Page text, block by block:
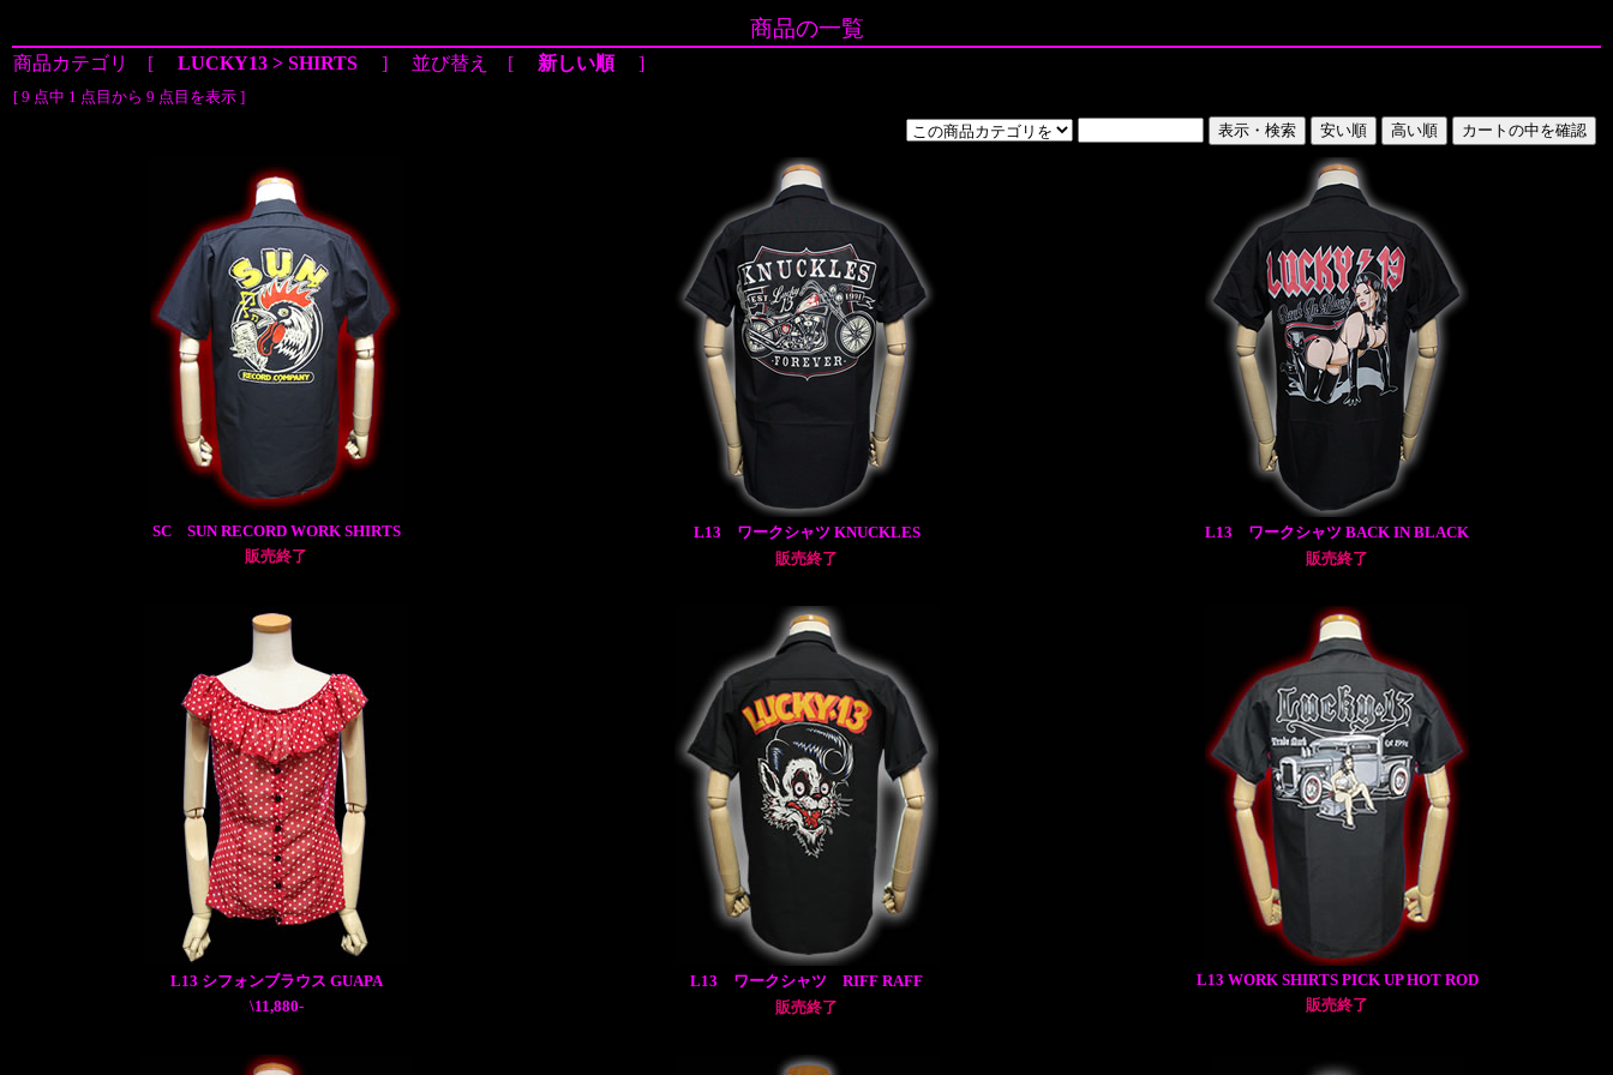
商品の一覧
商品カテゴリ [ LUCKY13 > SHIRTS ] 並び替え [ 新しい順 ]
[ 9 点中 1 点目から 9 点目を表示 ]
SC SUN RECORD WORK SHIRTS
販売終了
L13 ワークシャツ KNUCKLES
販売終了
L13 ワークシャツ BACK IN BLACK
販売終了
L13 シフォンブラウス GUAPA
\11,880-
L13 ワークシャツ RIFF RAFF
販売終了
L13 WORK SHIRTS PICK UP HOT ROD
販売終了